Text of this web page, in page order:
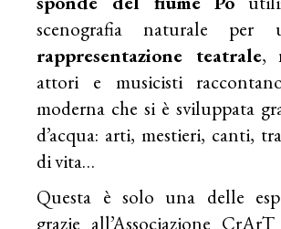
scenografia naturale per
rappresentazione teatrale,
attori e musicisti
moderna che si è sviluppata
d’acqua: arti, mestieri, canti,
di vita…
Questa è solo una delle
grazie all’Associazione